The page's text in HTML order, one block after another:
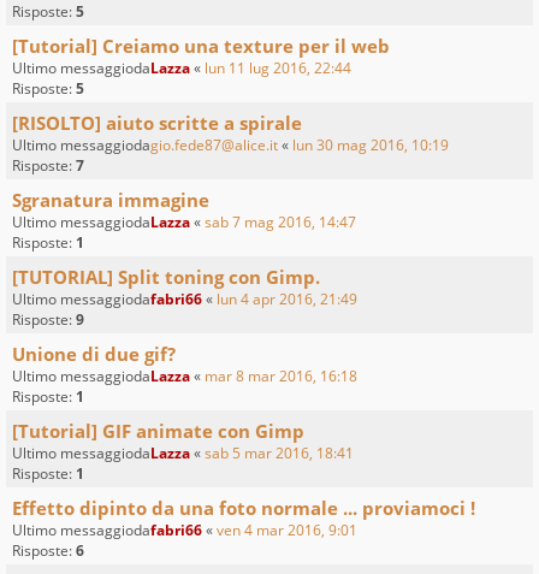
Risposte:5
[Tutorial] Creiamo una texture per il web
Ultimo messaggiodaLazza« lun 11 lug 2016, 22:44
Risposte:5
[RISOLTO] aiuto scritte a spirale
Ultimo messaggiodagio.fede87@alice.it« lun 30 mag 2016, 10:19
Risposte:7
Sgranatura immagine
Ultimo messaggiodaLazza«sab 7 mag 2016, 14:47
Risposte: 1
[TUTORIAL] Split toning con Gimp.
Ultimo messaggiodafabri66« lun 4 apr 2016, 21:49
Risposte:9
Unione di due gif?
Ultimo messaggiodaLazza« mar 8 mar 2016, 16:18
Risposte: 1
[Tutorial] GIF animate con Gimp
Ultimo messaggiodaLazza«sab 5 mar 2016, 18:41
Risposte: 1
Effetto dipinto da una foto normale ... proviamoci !
Ultimo messaggiodafabri66«ven 4 mar 2016, 9:01
Risposte:6